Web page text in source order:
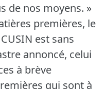
de nos moyens. »
premières, le
est sans
annoncé, celui
à brève
qui sont à